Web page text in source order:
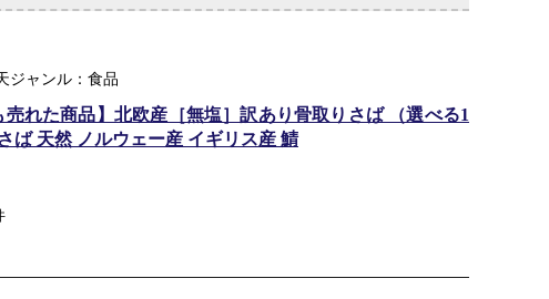
ジャンル：食品
売れた商品】北欧産［無塩］訳あり骨取りさば （選べる1
ば 天然 ノルウェー産 イギリス産 鯖